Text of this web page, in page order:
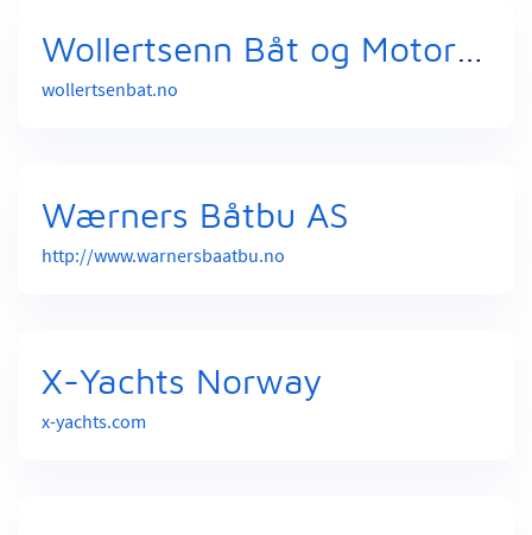
Wollertsenn Båt og Motor AS
wollertsenbat.no
Wærners Båtbu AS
http://www.warnersbaatbu.no
X-Yachts Norway
x-yachts.com